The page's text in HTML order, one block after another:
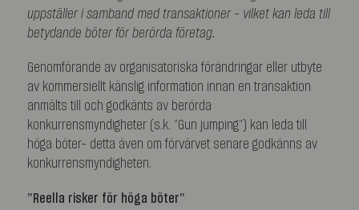
uppställer i samband med transaktioner – vilket kan leda till
betydande böter för berörda företag.
Genomförande av organisatoriska förändringar eller utbyte
av kommersiellt känslig information innan en transaktion
anmälts till och godkänts av berörda
konkurrensmyndigheter (s.k. ”Gun jumping”) kan leda till
höga böter– detta även om förvärvet senare godkänns av
konkurrensmyndigheten.
”Reella risker för höga böter”